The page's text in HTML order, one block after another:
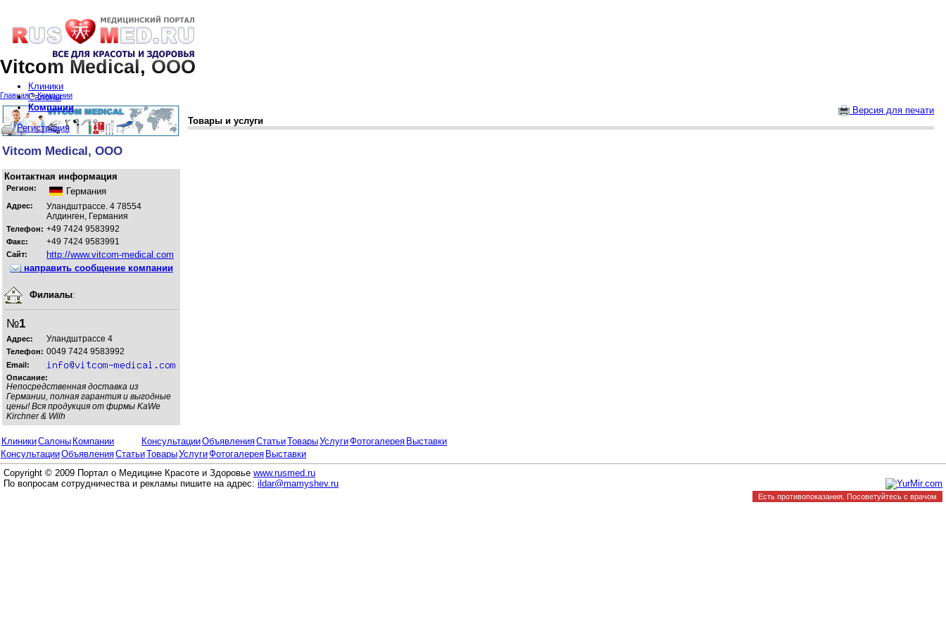
Vitcom Medical, ООО
Главная»Компании
Vitcom Medical, ООО
Контактная информация
Регион: Германия
Адрес:
Уландштрассе. 4 78554
Алдинген, Германия
Телефон: +49 7424 9583992
Факс: +49 7424 9583991
Сайт:
http://www.vitcom-medical.com
направить сообщение компании
Филиалы:
№1
Адрес: Уландштрассе 4
Телефон: 0049 7424 9583992
Email:
Описание:
Непосредственная доставка из
Германии, полная гарантия и выгодные
цены! Вся продукция от фирмы KaWe
Kirchner & Wilh
Версия для печати
Товары и услуги
КлиникиСалоны Компании КонсультацииОбъявленияСтатьиТоварыУслугиФотогалерея Выставки
КонсультацииОбъявленияСтатьиТоварыУслугиФотогалерея Выставки
Клиники
Салоны
Компании
Регистрация
Copyright © 2009 Портал о Медицине Красоте и Здоровье www.rusmed.ru
По вопросам сотрудничества и рекламы пишите на адрес: ildar@mamyshev.ru
Есть противопоказания. Посоветуйтесь с врачом